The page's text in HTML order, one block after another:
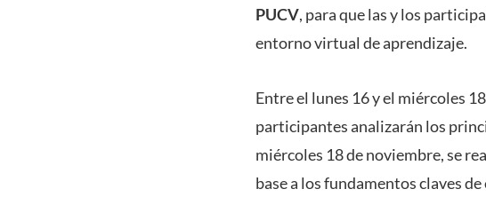
PUCV, para que las y los
entorno virtual de aprendizaje.
Entre el lunes 16 y el miércoles
participantes analizarán los
miércoles 18 de noviembre, se
base a los fundamentos claves